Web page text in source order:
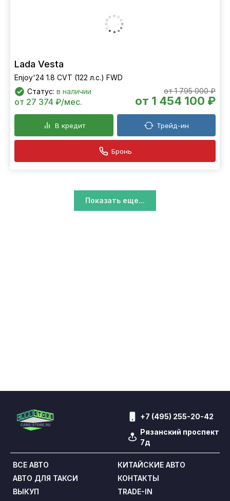
Lada Vesta
Enjoy'24 1.8 CVT (122 л.с.) FWD
Статус: в наличии от 1 795 000 ₽
от 1 454 100 ₽
от 27 374 ₽/мес.
В кредит Трейд-ин
Бронь
Показать еще...
+7 (495) 255-20-42
Рязанский проспект
7д
ВСЕ АВТО
КИТАЙСКИЕ АВТО
АВТО ДЛЯ ТАКСИ
КОНТАКТЫ
ВЫКУП
TRADE-IN